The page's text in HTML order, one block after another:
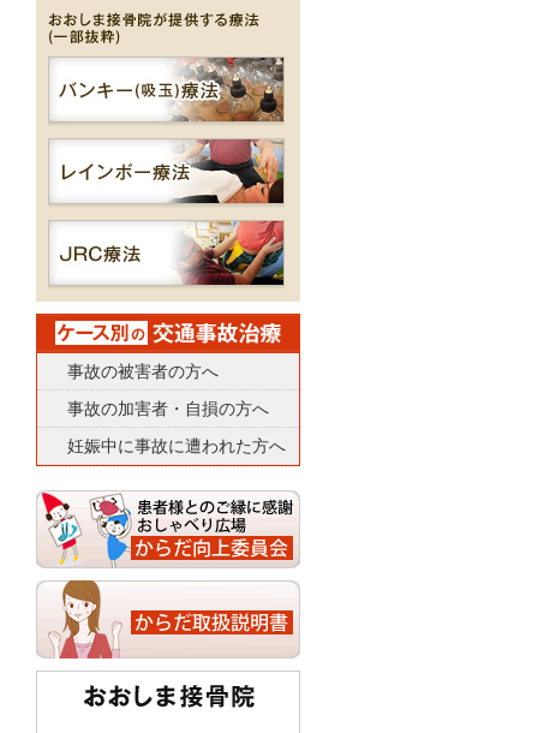
事故の被害者の方へ
事故の加害者・自損の方へ
妊娠中に事故に遭われた方へ